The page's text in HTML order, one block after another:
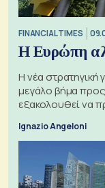
FINANCIAL TIMES
Η Ευρώπη
Η νέα στρατηγική
μεγάλο βήμα
εξακολουθεί να
Ignazio Angeloni